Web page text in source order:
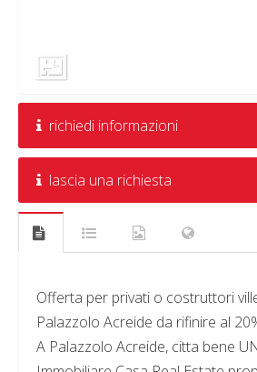
richiedi informazioni
lascia una richiesta
Offerta per privati o costruttori
Palazzolo Acreide da rifinire al
A Palazzolo Acreide, citta bene